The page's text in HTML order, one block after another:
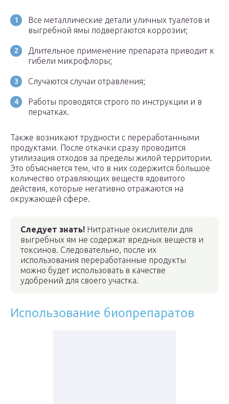
Все металлические детали уличных туалетов и
выгребной ямы подвергаются коррозии;
Длительное применение препарата приводит к
гибели микрофлоры;
Случаются случаи отравления;
Работы проводятся строго по инструкции и в
перчатках.
Также возникают трудности с переработанными
продуктами. После откачки сразу проводится
утилизация отходов за пределы жилой территории.
Это объясняется тем, что в них содержится большое
количество отравляющих веществ ядовитого
действия, которые негативно отражаются на
окружающей сфере.
Следует знать! Нитратные окислители для
выгребных ям не содержат вредных веществ и
токсинов. Следовательно, после их
использования переработанные продукты
можно будет использовать в качестве
удобрений для своего участка.
Использование биопрепаратов